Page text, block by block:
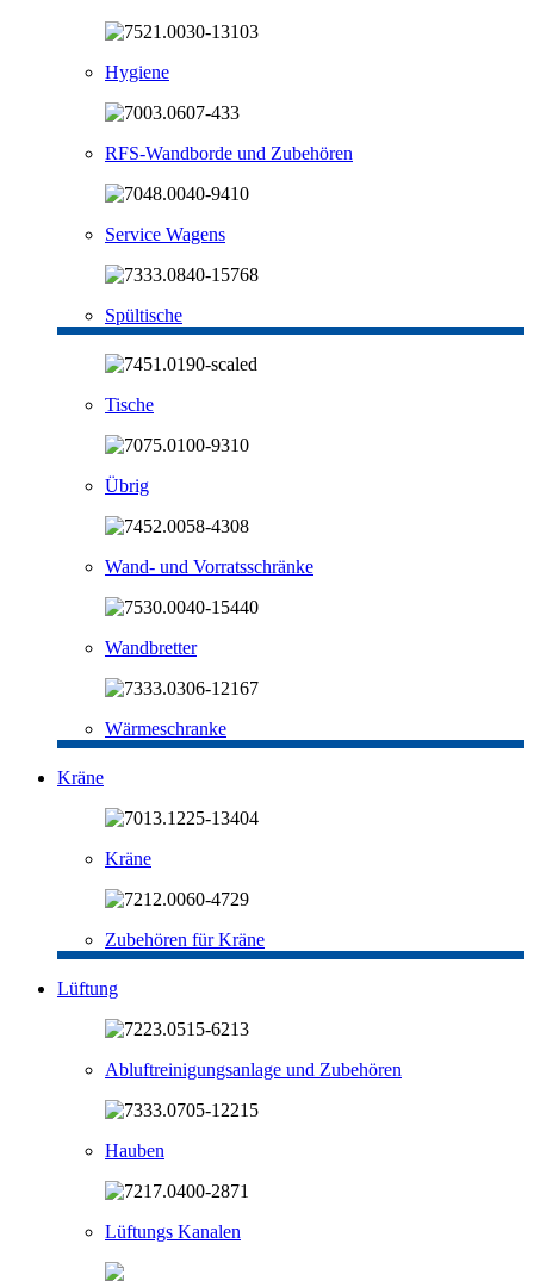
Hygiene
RFS-Wandborde und Zubehören
Service Wagens
Spültische
Tische
Übrig
Wand- und Vorratsschränke
Wandbretter
Wärmeschranke
Kräne
Kräne
Zubehören für Kräne
Lüftung
Abluftreinigungsanlage und Zubehören
Hauben
Lüftungs Kanalen